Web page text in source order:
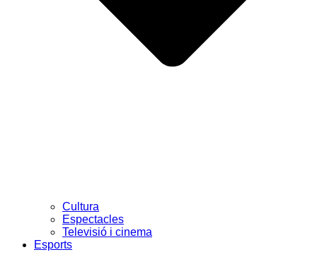
Cultura
Espectacles
Televisió i cinema
Esports